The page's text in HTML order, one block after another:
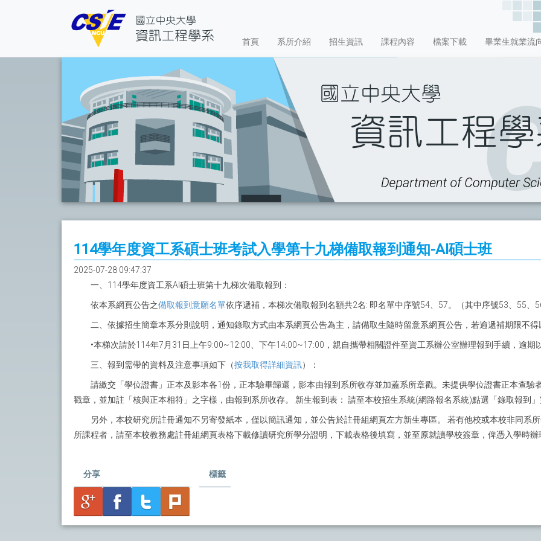
首頁 系所介紹 招生資訊 課程內容 檔案下載 畢業生就業流
114學年度資工系碩士班考試入學第十九梯備取報到通知-AI碩士班
2025-07-28 09:47:37
一、114學年度資工系AI碩士班第十九梯次備取報到：
依本系網頁公告之備取報到意願名單依序遞補，本梯次備取報到名額共2名: 即名單中序號54、57。（其中序號53、55、
二、依據招生簡章本系分則說明，通知錄取方式由本系網頁公告為主，請備取生隨時留意系網頁公告，若逾遞補期限不
•本梯次請於114年7月31日上午9:00~12:00、下午14:00~17:00，親自攜帶相關證件至資工系辦公室辦理報到手續，逾期
三、報到需帶的資料及注意事項如下（按我取得詳細資訊）：
請繳交「學位證書」正本及影本各1份，正本驗畢歸還，影本由報到系所收存並加蓋系所章戳。未提供學位證書正本查
戳章，並加註「核與正本相符」之字樣，由報到系所收存。 新生報到表： 請至本校招生系統(網路報名系統)點選「錄取報到
另外，本校研究所註冊通知不另寄發紙本，僅以簡訊通知，並公告於註冊組網頁左方新生專區。 若有他校或本校非同系
所課程者，請至本校教務處註冊組網頁表格下載修讀研究所學分證明，下載表格後填寫，並至原就讀學校簽章，俾憑入學時
分享 標籤